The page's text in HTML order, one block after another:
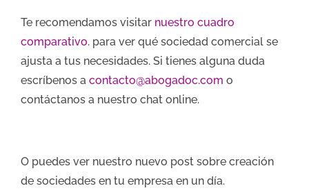
Te recomendamos visitar nuestro cuadro
comparativo. para ver qué sociedad comercial se
ajusta a tus necesidades. Si tienes alguna duda
escríbenos a contacto@abogadoc.com o
contáctanos a nuestro chat online.
O puedes ver nuestro nuevo post sobre creación
de sociedades en tu empresa en un día.